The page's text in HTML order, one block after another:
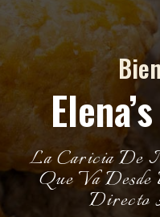
La Caricia De
Que Va
Directo